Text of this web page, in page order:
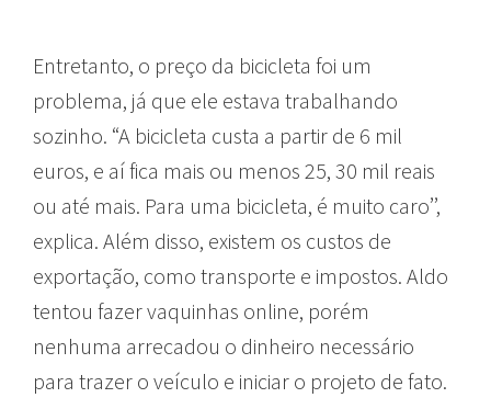
Entretanto, o preço da bicicleta foi um
problema, já que ele estava trabalhando
sozinho. “A bicicleta custa a partir de 6 mil
euros, e aí fica mais ou menos 25, 30 mil reais
ou até mais. Para uma bicicleta, é muito caro’’,
explica. Além disso, existem os custos de
exportação, como transporte e impostos. Aldo
tentou fazer vaquinhas online, porém
nenhuma arrecadou o dinheiro necessário
para trazer o veículo e iniciar o projeto de fato.